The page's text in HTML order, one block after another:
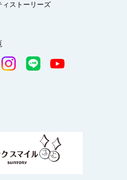
ィストーリーズ